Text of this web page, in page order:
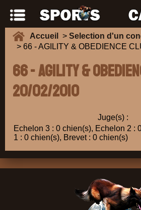
Accueil > Selection d'un
> 66 - AGILITY & OBEDIENCE
66 - AGILITY &
20/02/2010
Juge(s) :
Echelon 3 : 0 chien(s), Echelon 2 :
1 : 0 chien(s), Brevet : 0 chien(s)